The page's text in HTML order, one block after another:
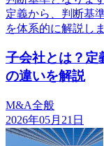
定義から、判断基
を体系的に解説し
子会社とは？定
の違いを解説
M&A全般
2026年05月21日